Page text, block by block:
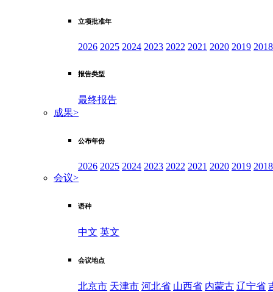
立项批准年
2026 2025 2024 2023 2022 2021 2020 2019 2018
报告类型
最终报告
成果>
公布年份
2026 2025 2024 2023 2022 2021 2020 2019 2018
会议>
语种
中文 英文
会议地点
北京市 天津市 河北省 山西省 内蒙古 辽宁省